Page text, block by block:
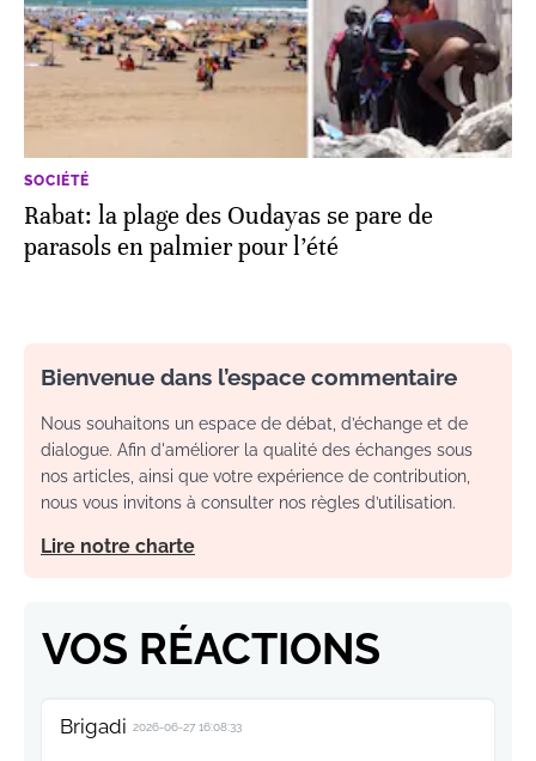
SOCIÉTÉ
Rabat: la plage des Oudayas se pare de
parasols en palmier pour l’été
Bienvenue dans l’espace commentaire
Nous souhaitons un espace de débat, d’échange et de
dialogue. Afin d'améliorer la qualité des échanges sous
nos articles, ainsi que votre expérience de contribution,
nous vous invitons à consulter nos règles d’utilisation.
Lire notre charte
VOS RÉACTIONS
Brigadi 2026-06-27 16:08:33